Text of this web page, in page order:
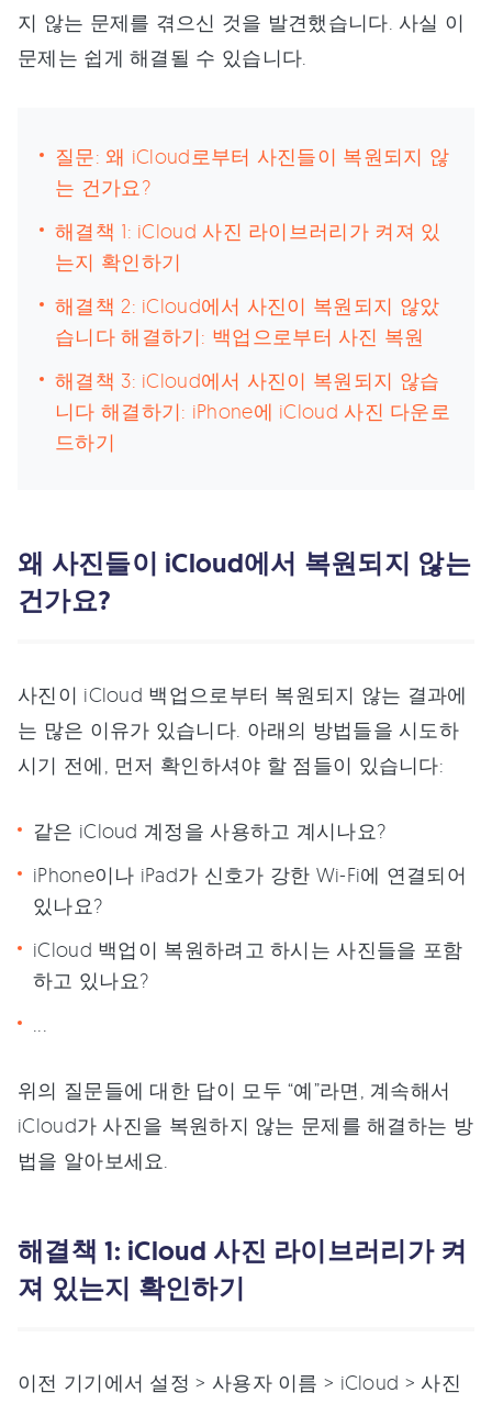
지 않는 문제를 겪으신 것을 발견했습니다. 사실 이
문제는 쉽게 해결될 수 있습니다.
질문: 왜 iCloud로부터 사진들이 복원되지 않
는 건가요?
해결책 1: iCloud 사진 라이브러리가 켜져 있
는지 확인하기
해결책 2: iCloud에서 사진이 복원되지 않았
습니다 해결하기: 백업으로부터 사진 복원
해결책 3: iCloud에서 사진이 복원되지 않습
니다 해결하기: iPhone에 iCloud 사진 다운로
드하기
왜 사진들이 iCloud에서 복원되지 않는
건가요?
사진이 iCloud 백업으로부터 복원되지 않는 결과에
는 많은 이유가 있습니다. 아래의 방법들을 시도하
시기 전에, 먼저 확인하셔야 할 점들이 있습니다:
같은 iCloud 계정을 사용하고 계시나요?
iPhone이나 iPad가 신호가 강한 Wi-Fi에 연결되어
있나요?
iCloud 백업이 복원하려고 하시는 사진들을 포함
하고 있나요?
위의 질문들에 대한 답이 모두 “예”라면, 계속해서
iCloud가 사진을 복원하지 않는 문제를 해결하는 방
법을 알아보세요.
해결책 1: iCloud 사진 라이브러리가 켜
져 있는지 확인하기
이전 기기에서 설정 > 사용자 이름 > iCloud > 사진